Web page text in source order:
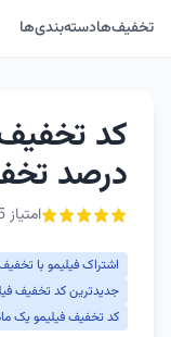
تخفیف‌هادسته‌بندی‌ها
درصد
امتیاز 5 از ۵ - 1 رأی
اشتراک فیلیمو با
جدیدترین کد تخفیف
کد تخفیف فیلیمو یک